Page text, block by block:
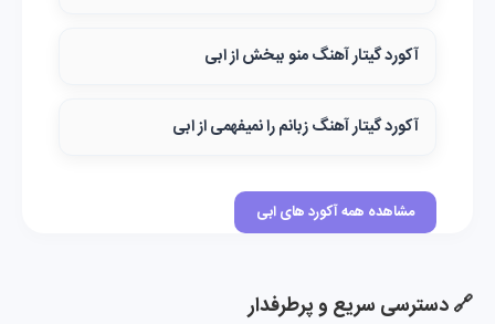
آکورد گیتار آهنگ منو ببخش از ابی
آکورد گیتار آهنگ زبانم را نمیفهمی از ابی
مشاهده همه آکورد های ابی
🔗 دسترسی سریع و پرطرفدار